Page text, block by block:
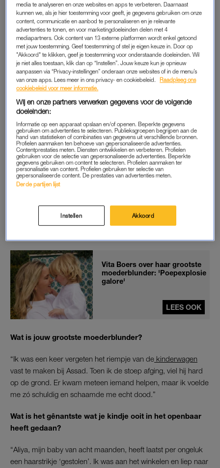
Ze gaf me mee dat je in zo’n moment even een stapje terug
moet nemen voor jezelf, al is het maar een minuut. Daarna
begin je opnieuw. Ik merkte echt een groot verschil in hoe mijn
baby vervolgens op mij reageerde. Dat heb ik echt moeten
leren. Ik wil ook nog meegeven: luister niet naar andere
moeders, jij weet wat het beste is voor jouw kind. Nu gaat alles
soepel.”
Wat gaf jou zelfvertrouwen als moeder?
“Ik ben heel erg van de rituelen; mijn kinderen gaan daar goed
op. We gaan om 18.00 uur eten, daarna in bad, even
ontspannen en om 19.00 uur in bed. Dat heb ik vanaf het
begin al gedaan. En dat werkt hier heel goed. Ik hoor vaak van
anderen: mijn kind slaapt om 22.00 uur nog steeds niet, hoe
doe jij dat toch? Ik ben gewoon heel streng met dat ritueel. De
Vita Boers over haar grootste
moederblunder: 'Poepexplosie
galore'
LEES OOK
Wat is jouw grootste moederblunder?
“Ik was een keer vergeten het riempje van de kinderwagen
vast te maken bij Assad. Toen ik de stoep afging, viel hij hard
op de grond. Er kwam meteen iemand helpen, maar ik voelde
me zó schuldig en schaamde me echt dood.”
Wat is het gênantste wat je kindje ooit in het openbaar
heeft gedaan?
“Aliya, mijn baby van acht maanden, heeft laatst per ongeluk
een haarstrikje ‘gestolen’. Ik was aan het winkelen en liep naar
media te analyseren en onze websites en apps te verbeteren. Daarnaast
kunnen we, als je hier toestemming voor geeft, je gegevens gebruiken om onze
content, communicatie en aanbod te personaliseren en je relevante
advertenties te tonen, en voor marketingdoeleinden delen met 4
mediapartners. Ook content van 13 externe platformen wordt enkel getoond
met jouw toestemming. Geef toestemming of stel je eigen keuze in. Door op
"Akkoord" te klikken, geef je toestemming voor onderstaande doeleinden. Wil
je niet alles toestaan, klik dan op “Instellen”. Jouw keuze kun je opnieuw
aanpassen via “Privacy-instellingen” onderaan onze websites of in de menu’s
van onze apps. Lees meer in ons privacy- en cookiebeleid.
Raadpleeg ons
cookiebeleid voor meer informatie.
Wij en onze partners verwerken gegevens voor de volgende
doeleinden:
Informatie op een apparaat opslaan en/of openen. Beperkte gegevens
gebruiken om advertenties te selecteren. Publieksgroepen begrijpen aan de
hand van statistieken of combinaties van gegevens uit verschillende bronnen.
Profielen aanmaken ten behoeve van gepersonaliseerde advertenties.
Contentprestaties meten. Diensten ontwikkelen en verbeteren. Profielen
gebruiken voor de selectie van gepersonaliseerde advertenties. Beperkte
gegevens gebruiken om content te selecteren. Profielen aanmaken ter
personalisatie van content. Profielen gebruiken ter selectie van
gepersonaliseerde content. De prestaties van advertenties meten.
Derde partijen lijst
Instellen Akkoord